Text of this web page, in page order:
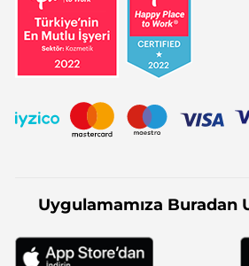
Uygulamamıza Buradan